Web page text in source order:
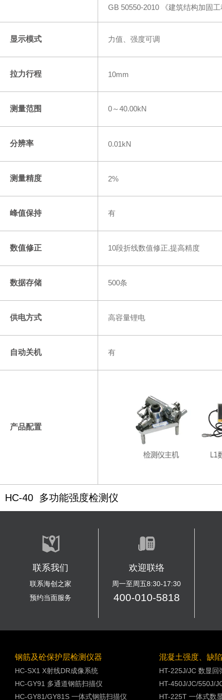
GB 50550-2010 《建筑结构加固
显示模式 力值、强度可调
拉力行程 10mm
测量范围 0～40.00kN
分辨率 0.01kN
测量精度 2%
峰值保持 有
数值修正 10段折线数值修正,提高精度
数据存储 500条
供电方式 高容量锂电
自动关机 有
产品配置
HC-40 多功能强度检测仪
联系我们
联系海创之家
预约当面服务
欢迎联络
周一至周五8:30-17:30
400-010-5818
钢筋及砼保护层检测仪器
HC-SX1 X射线DR成像系统
HC-GY91 多通道钢筋扫描仪
HC-GY81/GY81S 一体式钢筋扫描仪
混凝土强度、缺
HT-225J/JC 数显回
HT-450J/JC/550J/
HT-225T 一体式数